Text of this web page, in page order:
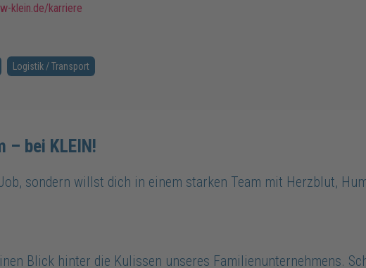
klein.de/karriere
Logistik / Transport
– bei KLEIN!
sondern willst dich in einem starken Team mit Herzblut,
Blick hinter die Kulissen unseres Familienunternehmens.